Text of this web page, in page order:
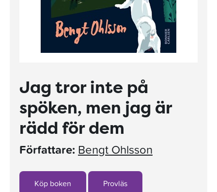
Jag tror inte på
spöken, men jag är
rädd för dem
Författare: Bengt Ohlsson
Köp boken Provläs